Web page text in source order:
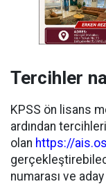
Tercihler
KPSS ön lisans
ardından
olan https://
numarası ve